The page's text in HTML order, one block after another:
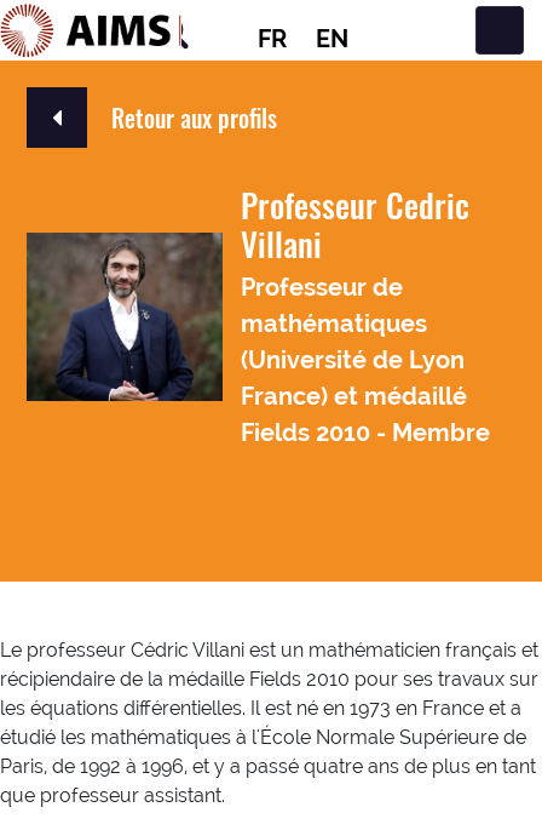
FR EN
Navigation principale
Retour aux profils
Professeur Cedric
Villani
Professeur de
mathématiques
(Université de Lyon
France) et médaillé
Fields 2010 - Membre
Le professeur Cédric Villani est un mathématicien français et
récipiendaire de la médaille Fields 2010 pour ses travaux sur
les équations différentielles. Il est né en 1973 en France et a
étudié les mathématiques à l'École Normale Supérieure de
Paris, de 1992 à 1996, et y a passé quatre ans de plus en tant
que professeur assistant.